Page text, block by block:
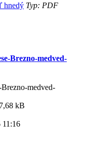
hnedý Typ: PDF
Brezno-medved-
medved-
kB
11:16